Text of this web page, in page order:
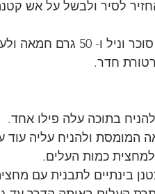
לסיר ולבשל על אש
עד שהחמאה ניספגת בקרם.
חדר.
בתוכה עלה פילו אחד.
המומסת ולהניח עליה עוד
כמות העלים.
בינתיים לתבנית עם